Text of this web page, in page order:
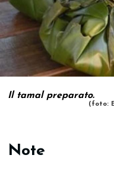
Il tamal preparato.
(foto:
Note